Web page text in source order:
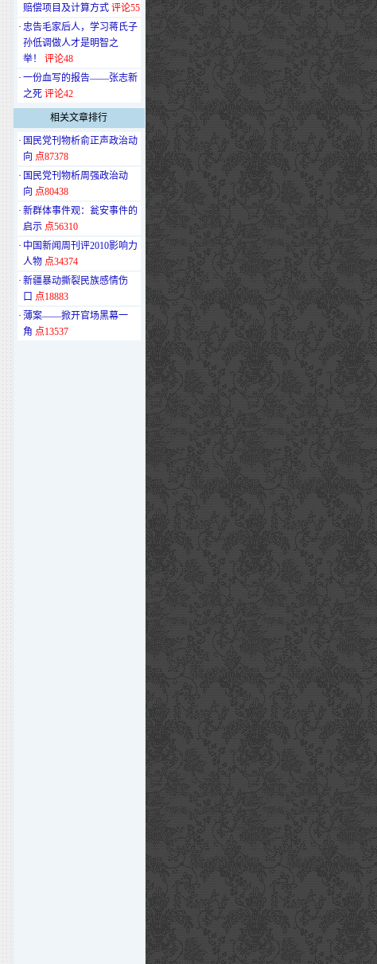
赔偿项目及计算方式 评论55
· 忠告毛家后人，学习蒋氏子
孙低调做人才是明智之
举！
评论48
· 一份血写的报告——张志新
之死 评论42
相关文章排行
· 国民党刊物析俞正声政治动
向 点87378
· 国民党刊物析周强政治动
向 点80438
· 新群体事件观：瓮安事件的
启示 点56310
· 中国新闻周刊评2010影响力
人物 点34374
· 新疆暴动撕裂民族感情伤
口 点18883
· 薄案——掀开官场黑幕一
角 点13537